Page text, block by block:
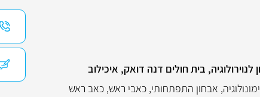
לנוירולוגיה, בית חולים דנה דואק, איכילוב
, אבחון התפתחותי, כאבי ראש, כאב ראש